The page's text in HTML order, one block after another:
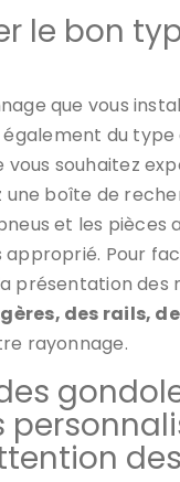
le bon
que vous
du type
souhaitez
une boîte de
et les pièces
approprié. Pour
présentation des
des rails,
rayonnage.